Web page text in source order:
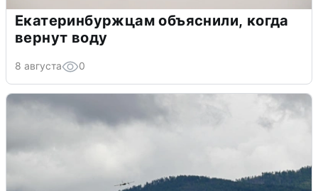
Екатеринбуржцам объяснили, когда
вернут воду
8 августа 0